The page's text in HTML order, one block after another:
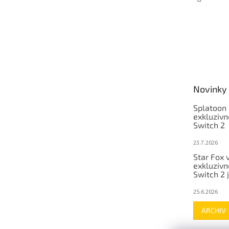
Novinky
Splatoon
Switch 2
23.7.2026
Star Fox
Switch 2
25.6.2026
ARCHIV